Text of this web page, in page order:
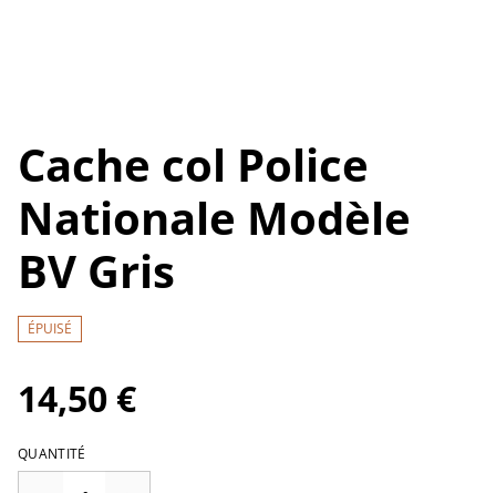
Cache col Police
Nationale Modèle
BV Gris
ÉPUISÉ
14,50 €
QUANTITÉ